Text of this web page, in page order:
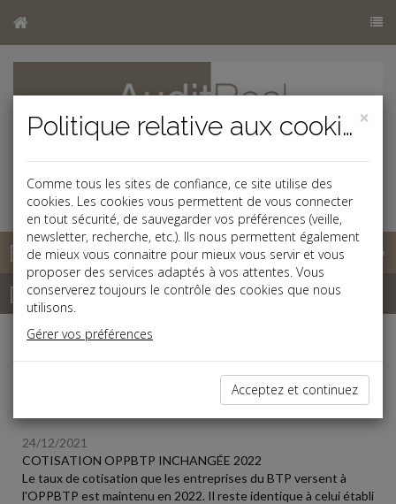
Base documentaire
Dépêches
Liste des dernières dépêches
24/12/2021
COTISATION OPPBTP INCHANGÉE 2022
Le taux de cotisation que les entreprises du BTP versent à
l'OPPBTP est maintenu en 2022. Il reste identique à celui établi
×
Politique relative aux cookies
Comme tous les sites de confiance, ce site utilise des
cookies. Les cookies vous permettent de vous connecter
en tout sécurité, de sauvegarder vos préférences (veille,
newsletter, recherche, etc.). Ils nous permettent également
de mieux vous connaitre pour mieux vous servir et vous
proposer des services adaptés à vos attentes. Vous
conserverez toujours le contrôle des cookies que nous
utilisons.
Gérer vos préférences
Acceptez et continuez